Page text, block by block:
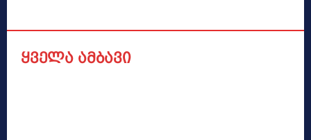
ყველა ამბავი